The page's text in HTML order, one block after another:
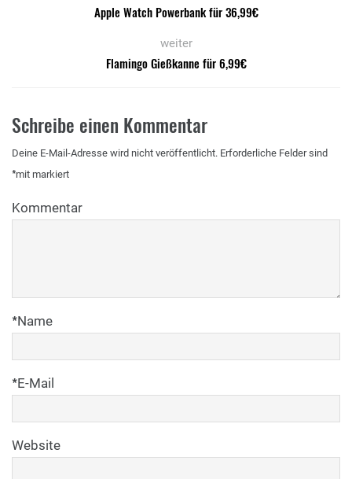
Apple Watch Powerbank für 36,99€
weiter
Flamingo Gießkanne für 6,99€
Schreibe einen Kommentar
Deine E-Mail-Adresse wird nicht veröffentlicht. Erforderliche Felder sind
mit
* markiert
Kommentar
Name
*
E-Mail
*
Website